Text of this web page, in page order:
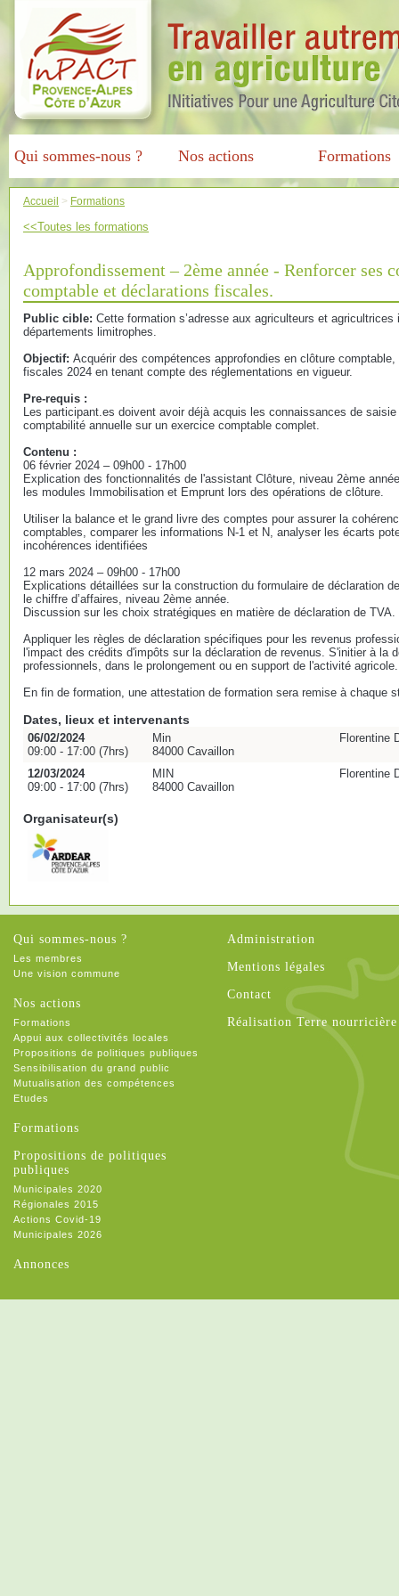
Qui sommes-nous ? Nos actions Formations
Accueil > Formations
<<Toutes les formations
Approfondissement – 2ème année - Renforcer ses
comptable et déclarations fiscales.
Public cible: Cette formation s’adresse aux agriculteurs et
départements limitrophes.
Objectif: Acquérir des compétences approfondies en clôture
fiscales 2024 en tenant compte des réglementations en vigueur.
Pre-requis :
Les participant.es doivent avoir déjà acquis les connaissances de
comptabilité annuelle sur un exercice comptable complet.
Contenu :
06 février 2024 – 09h00 - 17h00
Explication des fonctionnalités de l'assistant Clôture, niveau 2ème
les modules Immobilisation et Emprunt lors des opérations de clôture.
Utiliser la balance et le grand livre des comptes pour assurer la
comptables, comparer les informations N-1 et N, analyser les écarts
incohérences identifiées
12 mars 2024 – 09h00 - 17h00
Explications détaillées sur la construction du formulaire de déclaration
le chiffre d’affaires, niveau 2ème année.
Discussion sur les choix stratégiques en matière de déclaration de TVA.
Appliquer les règles de déclaration spécifiques pour les revenus
l'impact des crédits d'impôts sur la déclaration de revenus. S'initier à la
professionnels, dans le prolongement ou en support de l'activité agricole.
En fin de formation, une attestation de formation sera remise à chaque
Dates, lieux et intervenants
06/02/2024
09:00 - 17:00 (7hrs)
Min
84000 Cavaillon
Florentine
12/03/2024
09:00 - 17:00 (7hrs)
MIN
84000 Cavaillon
Florentine
Organisateur(s)
Qui sommes-nous ?
Les membres
Une vision commune
Nos actions
Formations
Appui aux collectivités locales
Propositions de politiques publiques
Sensibilisation du grand public
Mutualisation des compétences
Etudes
Formations
Propositions de politiques
publiques
Municipales 2020
Régionales 2015
Actions Covid-19
Municipales 2026
Annonces
Administration
Mentions légales
Contact
Réalisation Terre nourricière